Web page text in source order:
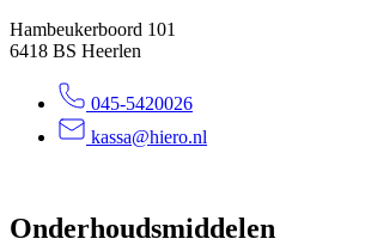
Hambeukerboord 101
6418 BS Heerlen
045-5420026
kassa@hiero.nl
Onderhoudsmiddelen